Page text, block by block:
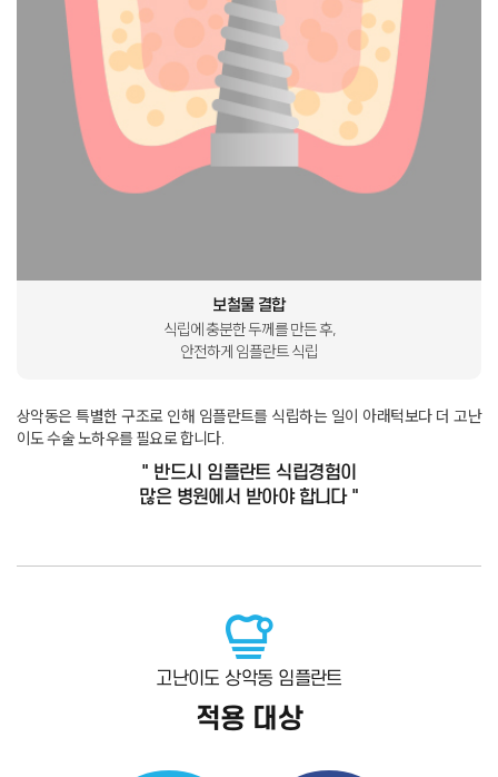
보철물 결합
식립에 충분한 두께를 만든 후,
안전하게 임플란트 식립
상악동은 특별한 구조로 인해 임플란트를 식립하는 일이 아래턱보다 더 고난
이도 수술 노하우를 필요로 합니다.
" 반드시 임플란트 식립경험이
많은 병원에서 받아야 합니다 "
고난이도 상악동 임플란트
적용 대상